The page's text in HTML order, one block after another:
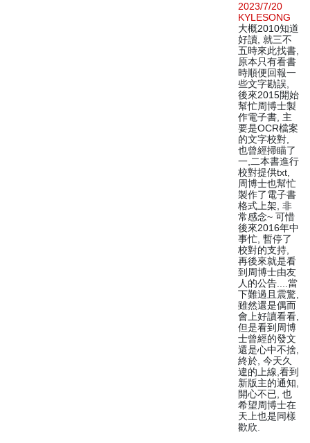
2023/7/20
KYLESONG
大概2010知道
好讀, 就三不
五時來此找書,
原本只有看書
時順便回報一
些文字勘誤,
後來2015開始
幫忙周博士製
作電子書, 主
要是OCR檔案
的文字校對,
也曾經掃瞄了
一,二本書進行
校對提供txt,
周博士也幫忙
製作了電子書
格式上架, 非
常感念~ 可惜
後來2016年中
事忙, 暫停了
校對的支持,
再後來就是看
到周博士由友
人的公告....當
下難過且震驚,
雖然還是偶而
會上好讀看看,
但是看到周博
士曾經的發文
還是心中不捨,
終於, 今天久
違的上線,看到
新版主的通知,
開心不已, 也
希望周博士在
天上也是同樣
歡欣.